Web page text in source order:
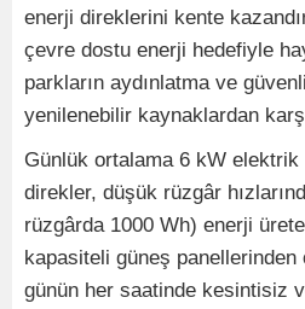
enerji direklerini kente
çevre dostu enerji hedefiyle
parkların aydınlatma ve
yenilenebilir kaynaklardan
Günlük ortalama 6 kW
direkler, düşük rüzgâr
rüzgârda 1000 Wh) enerji
kapasiteli güneş
günün her saatinde kesintisiz